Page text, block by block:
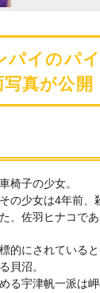
パイのパ
真が公開
椅子の少女。
の少女は4年前、
、佐羽ヒナコで
的にされている
貝沼。
る宇津帆一派は